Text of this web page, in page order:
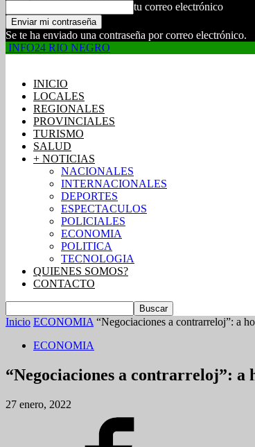
tu correo electrónico
Se te ha enviado una contraseña por correo electrónico.
INFO24 RIO NEGRO
INICIO
LOCALES
REGIONALES
PROVINCIALES
TURISMO
SALUD
+ NOTICIAS
NACIONALES
INTERNACIONALES
DEPORTES
ESPECTACULOS
POLICIALES
ECONOMIA
POLITICA
TECNOLOGIA
QUIENES SOMOS?
CONTACTO
Inicio ECONOMIA “Negociaciones a contrarreloj”: a
ECONOMIA
“Negociaciones a contrarreloj”: a
27 enero, 2022